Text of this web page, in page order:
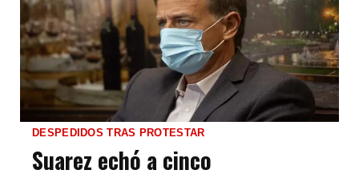
DESPEDIDOS TRAS PROTESTAR
Suarez echó a cinco